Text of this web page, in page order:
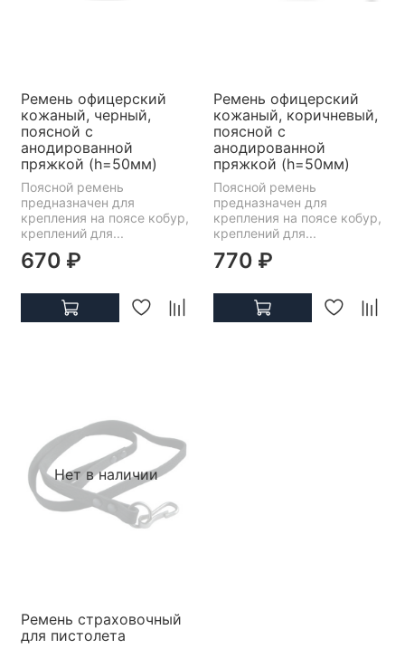
Ремень офицерский
кожаный, черный,
поясной с
анодированной
пряжкой (h=50мм)
Поясной ремень
предназначен для
крепления на поясе кобур,
креплений для...
670 ₽
Ремень офицерский
кожаный, коричневый,
поясной с
анодированной
пряжкой (h=50мм)
Поясной ремень
предназначен для
крепления на поясе кобур,
креплений для...
770 ₽
Нет в наличии
Ремень страховочный
для пистолета